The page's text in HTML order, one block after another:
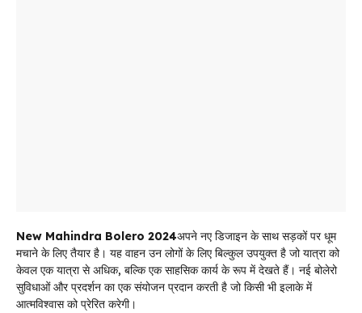
New Mahindra Bolero 2024अपने नए डिजाइन के साथ सड़कों पर धूम
मचाने के लिए तैयार है। यह वाहन उन लोगों के लिए बिल्कुल उपयुक्त है जो यात्रा को
केवल एक यात्रा से अधिक, बल्कि एक साहसिक कार्य के रूप में देखते हैं। नई बोलेरो
सुविधाओं और प्रदर्शन का एक संयोजन प्रदान करती है जो किसी भी इलाके में
आत्मविश्वास को प्रेरित करेगी।